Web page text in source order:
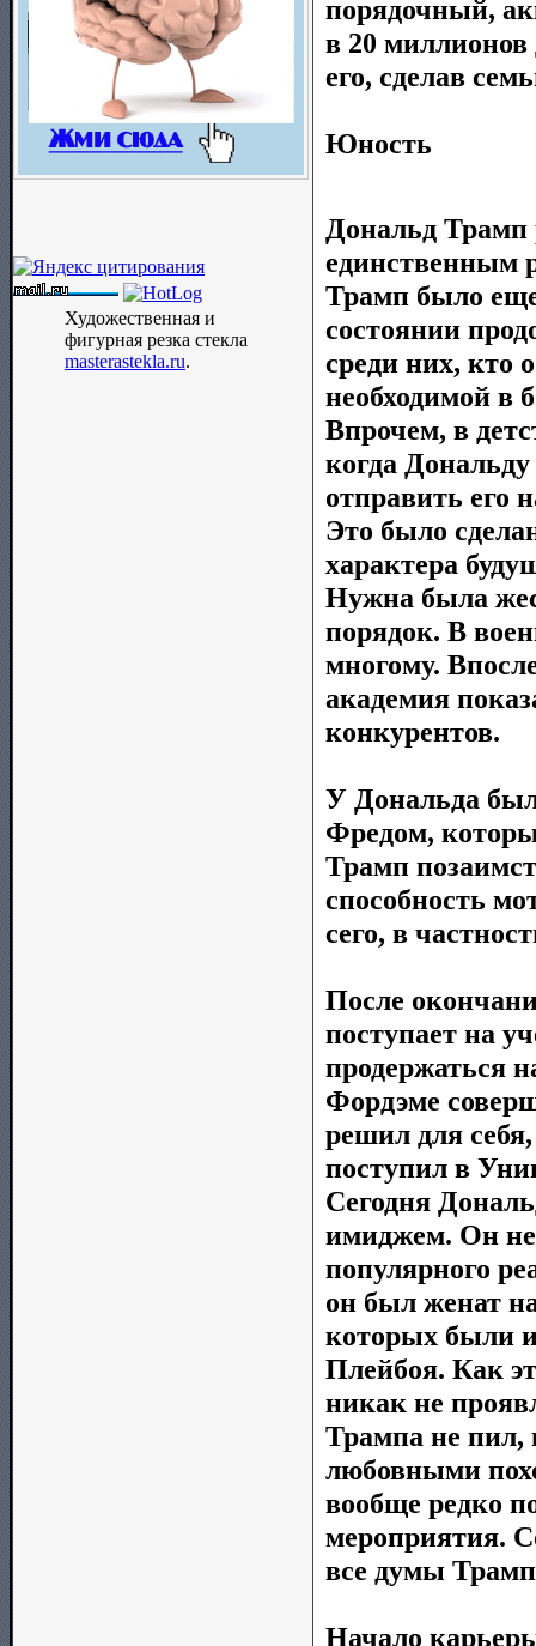
Художественная и
фигурная резка стекла
masterastekla.ru.
порядочный,
в 20
его, сделав
Юность
Дональд Трамп
единственным
Трамп было
состоянии
среди них, кто
необходимой в
Впрочем, в
когда
отправить его
Это было
характера
Нужна была
порядок. В
многому.
академия
конкурентов.
У Дональда
Фредом,
Трамп
способность
сего, в
После
поступает на
продержаться
Фордэме
решил для
поступил в
Сегодня
имиджем. Он не
популярного
он был женат
которых были
Плейбоя. Как
никак не
Трампа не пил,
любовными
вообще редко
мероприятия.
все думы
Начало